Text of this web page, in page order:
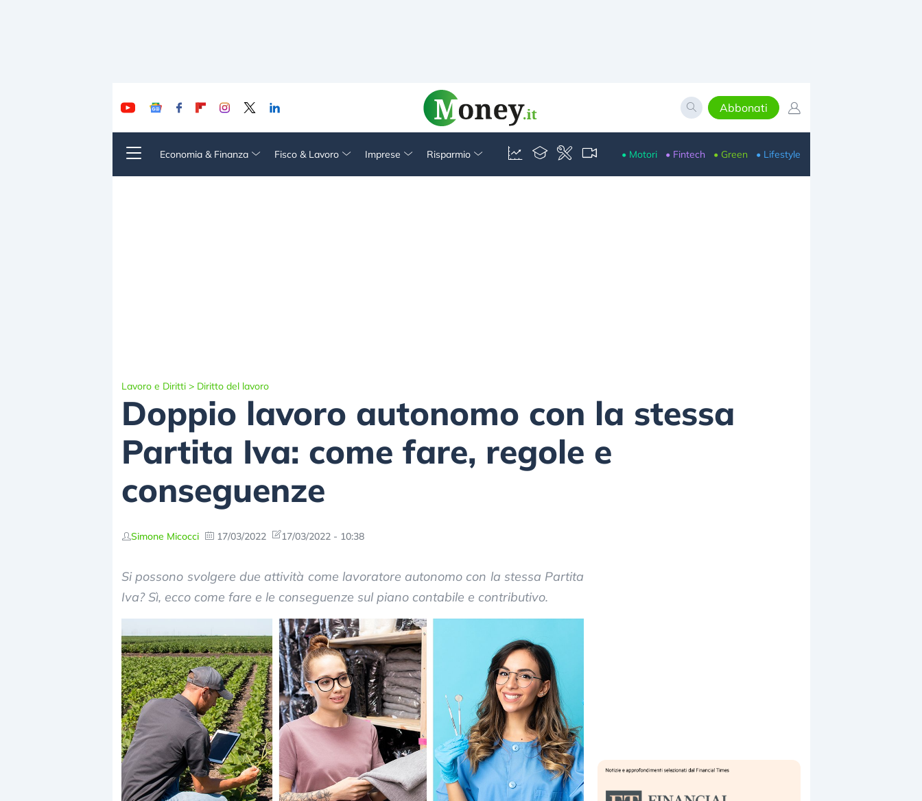
Abbonati
Economia & Finanza Fisco & Lavoro Imprese Risparmio • Motori • Fintech • Green • Lifestyle
Lavoro e Diritti > Diritto del lavoro
Doppio lavoro autonomo con la stessa
Partita Iva: come fare, regole e
conseguenze
Simone Micocci 17/03/2022 17/03/2022 - 10:38
Si possono svolgere due attività come lavoratore autonomo con la stessa Partita
Iva? Sì, ecco come fare e le conseguenze sul piano contabile e contributivo.